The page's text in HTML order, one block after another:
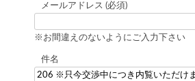
メールアドレス (必須)
※お間違えのないようにご入力下さい
件名